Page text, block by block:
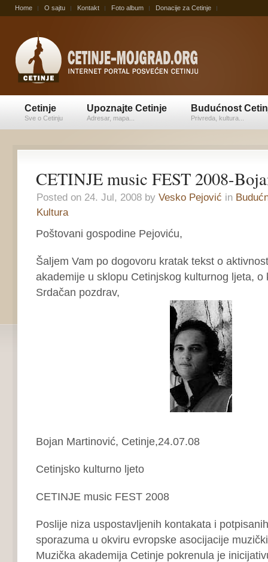
Home O sajtu Kontakt Foto album Donacije za Cetinje
Cetinje
Sve o Cetinju
Upoznajte Cetinje
Adresar, mapa...
Budućnost
Privreda, kultura...
CETINJE music FEST 2008-
Posted on 24. Jul, 2008 by Vesko Pejović in
Kultura
Poštovani gospodine Pejoviću,
Šaljem Vam po dogovoru kratak tekst o
akademije u sklopu Cetinjskog kulturnog ljeta, o
Srdačan pozdrav,
Bojan Martinović, Cetinje,24.07.08
Cetinjsko kulturno ljeto
CETINJE music FEST 2008
Poslije niza uspostavljenih kontakata i
sporazuma u okviru evropske asocijacije
Muzička akademija Cetinje pokrenula je